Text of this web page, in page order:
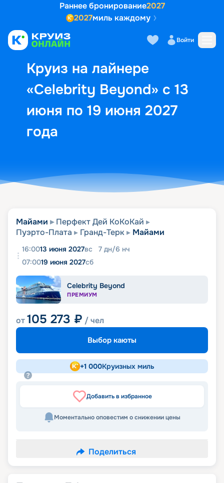
Раннее бронирование2027
2027миль каждому
Войти
Круиз на лайнере
«Celebrity Beyond» с 13
июня по 19 июня 2027
года
Выбор кают Маршрут и
Майами
Перфект Дей КоКоКай
Пуэрто-Плата
Гранд-Терк Майами
16:0013 июня 2027вс 7 дн/6 нч
07:0019 июня 2027сб
Celebrity Beyond
ПРЕМИУМ
от105 273 ₽ / чел
Выбор каюты
+1 000Круизных миль
Добавить в избранное
Моментально оповестим о снижении цены
Поделиться